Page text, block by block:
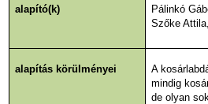
alapító(k)
Pálinkó
Szőke
alapítás körülményei
A
mindig
de olyan